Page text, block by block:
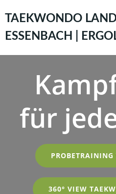
TAEKWONDO
ESSENBACH |
für
PROBETRAINING
360° VIEW